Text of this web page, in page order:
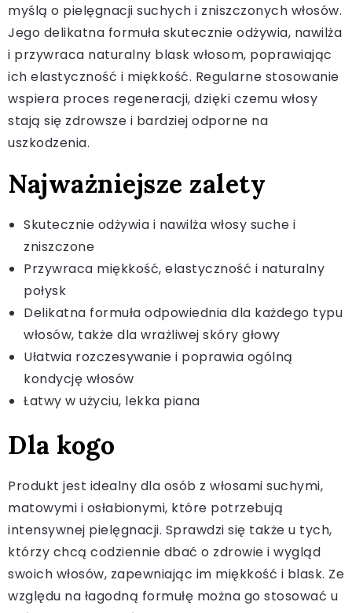
myślą o pielęgnacji suchych i zniszczonych włosów.
Jego delikatna formuła skutecznie odżywia, nawilża
i przywraca naturalny blask włosom, poprawiając
ich elastyczność i miękkość. Regularne stosowanie
wspiera proces regeneracji, dzięki czemu włosy
stają się zdrowsze i bardziej odporne na
uszkodzenia.
Najważniejsze zalety
Skutecznie odżywia i nawilża włosy suche i
zniszczone
Przywraca miękkość, elastyczność i naturalny
połysk
Delikatna formuła odpowiednia dla każdego typu
włosów, także dla wrażliwej skóry głowy
Ułatwia rozczesywanie i poprawia ogólną
kondycję włosów
Łatwy w użyciu, lekka piana
Dla kogo
Produkt jest idealny dla osób z włosami suchymi,
matowymi i osłabionymi, które potrzebują
intensywnej pielęgnacji. Sprawdzi się także u tych,
którzy chcą codziennie dbać o zdrowie i wygląd
swoich włosów, zapewniając im miękkość i blask. Ze
względu na łagodną formułę można go stosować u